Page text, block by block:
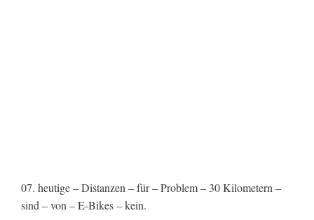
07. heutige – Distanzen – für – Problem – 30 Kilometern –
sind – von – E-Bikes – kein.